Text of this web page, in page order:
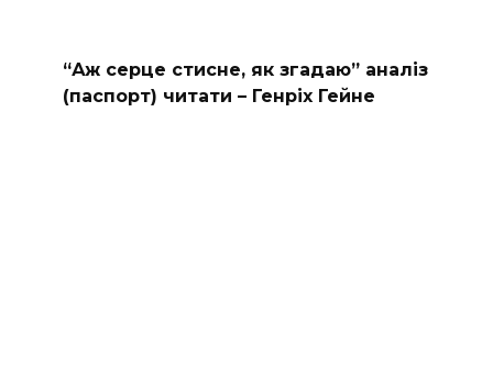
“Аж серце стисне, як згадаю” аналіз
(паспорт) читати – Генріх Гейне